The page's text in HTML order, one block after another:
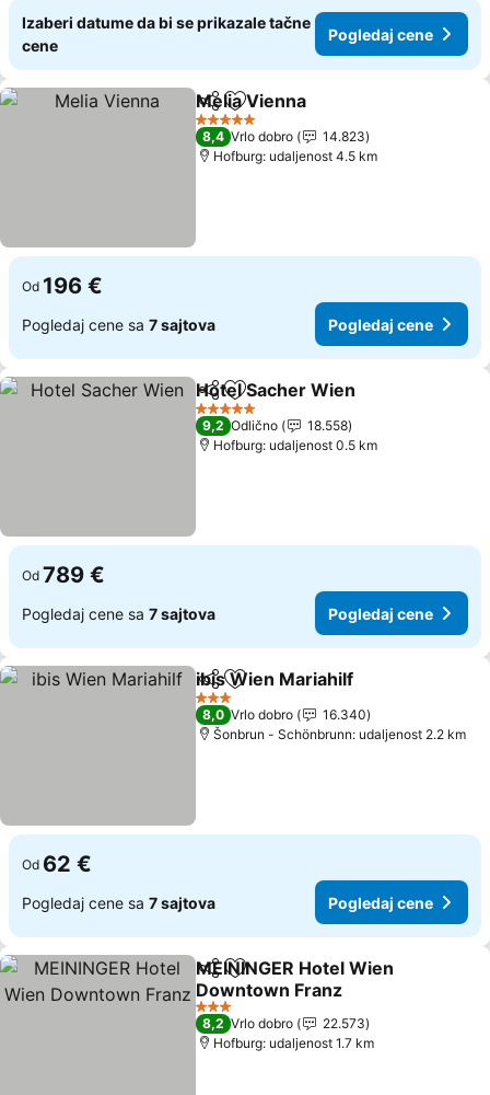
Izaberi datume da bi se prikazale tačne
cene
Pogledaj cene
Deli Dodati u favorite
Melia Vienna
5 Zvezdice
8,4 Vrlo dobro
14.823
Hofburg: udaljenost 4.5 km
Od 196 €
Pogledaj cene sa 7 sajtova Pogledaj cene
Deli Dodati u favorite
Hotel Sacher Wien
5 Zvezdice
9,2 Odlično
18.558
Hofburg: udaljenost 0.5 km
Od 789 €
Pogledaj cene sa 7 sajtova Pogledaj cene
Deli Dodati u favorite
ibis Wien Mariahilf
3 Zvezdice
8,0 Vrlo dobro
16.340
Šonbrun - Schönbrunn: udaljenost 2.2 km
Od 62 €
Pogledaj cene sa 7 sajtova Pogledaj cene
Deli Dodati u favorite
MEININGER Hotel Wien
Downtown Franz
Pogledaj cene
3 Zvezdice
8,2 Vrlo dobro
22.573
Hofburg: udaljenost 1.7 km